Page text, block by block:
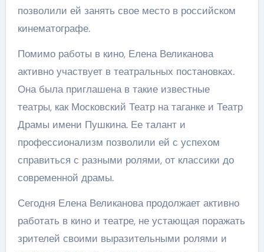
позволили ей занять свое место в российском
кинематографе.
Помимо работы в кино, Елена Великанова
активно участвует в театральных постановках.
Она была приглашена в такие известные
театры, как Московский Театр на таганке и Театр
Драмы имени Пушкина. Ее талант и
профессионализм позволили ей с успехом
справиться с разными ролями, от классики до
современной драмы.
Сегодня Елена Великанова продолжает активно
работать в кино и театре, не устающая поражать
зрителей своими выразительными ролями и